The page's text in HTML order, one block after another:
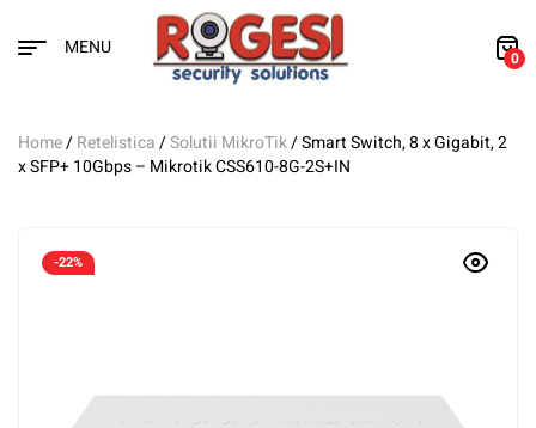
MENU 0
Home/Retelistica/Solutii MikroTik/ Smart Switch, 8 x Gigabit, 2
x SFP+ 10Gbps – Mikrotik CSS610-8G-2S+IN
-22%